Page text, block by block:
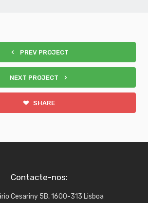
PREV PROJECT
NEXT PROJECT
SHARE
Contacte-nos:
Cesariny 5B, 1600-313 Lisboa